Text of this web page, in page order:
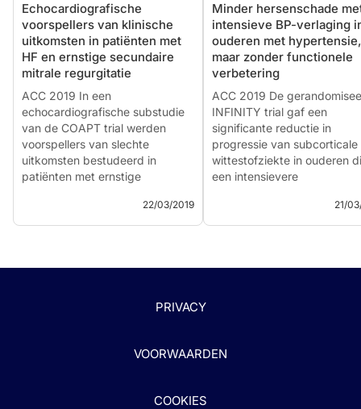
Echocardiografische
voorspellers van klinische
uitkomsten in patiënten met
HF en ernstige secundaire
mitrale regurgitatie
ACC 2019 In een
echocardiografische substudie
van de COAPT trial werden
voorspellers van slechte
uitkomsten bestudeerd in
patiënten met ernstige
Introductie en methoden
Patients with Heart Failure and
22/03/2019
Minder hersenschade
intensieve BP-verlaging
ouderen met hypertensie,
maar zonder functionele
verbetering
ACC 2019 De
INFINITY trial gaf een
significante reductie in
progressie van subcorticale
wittestofziekte in ouderen
een intensievere
ontvangen, maar mobiliteit
cognitieve functie waren
Blood Pressure Lowering to
21/
PRIVACY
VOORWAARDEN
COOKIES